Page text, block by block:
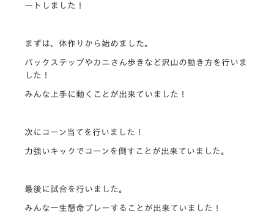
ートしました！
まずは、体作りから始めました。
バックステップやカニさん歩きなど沢山の動き方を行いま
した！
みんな上手に動くことが出来ていました！
次にコーン当てを行いました！
力強いキックでコーンを倒すことが出来ていました。
最後に試合を行いました。
みんな一生懸命プレーすることが出来ていました！